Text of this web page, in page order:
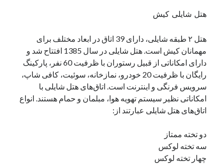
هتل شایلی کیش
هتل ۲ طبقه شایلی، دارای 39 اتاق در ابعاد مختلف برای
مهمانان کیش است. هتل شایلی در سال 1385 افتتاح شد و
دارای امکاناتی از قبیل رستوران با ظرفیت 60 نفر، پارکینگ
رایگان با ظرفیت 20 خودرو،‌ نمازخانه، سوئیت، کافی شاپ،
سرویس فرنگی و اینترنت است. اتاق‌های هتل شایلی با
امکاناتی نظیر سیستم تهویه هوا، مبلمان و حمام هستند. انواع
اتاق‌های هتل شایلی عبارتند از:
دو تخته ممتاز
سه تخته لوکس
چهار تخته لوکس